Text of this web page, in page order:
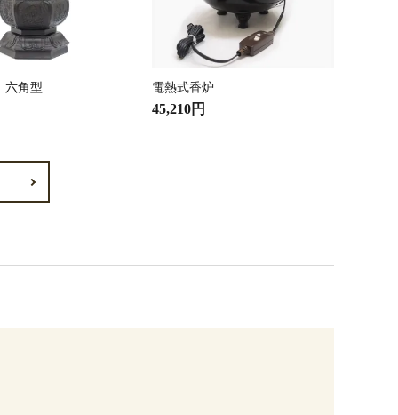
角型 電熱式香炉
45,210円